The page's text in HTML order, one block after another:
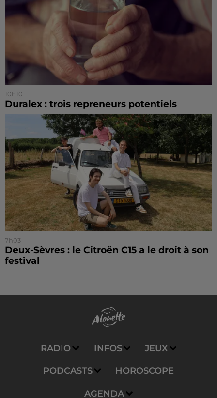
10h10
Duralex : trois repreneurs potentiels
7h03
Deux-Sèvres : le Citroën C15 a le droit à son
festival
RADIO INFOS JEUX
PODCASTS HOROSCOPE
AGENDA